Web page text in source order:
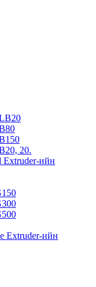
20.
Extruder-ийн
Extruder-ийн